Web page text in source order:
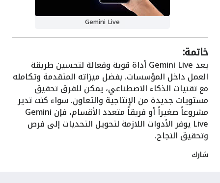
Gemini Live
خاتمة:
يعد Gemini Live أداة قوية وفعالة لتحسين طريقة
العمل داخل المؤسسات. بفضل ميزاته المتقدمة وتكامله
مع تقنيات الذكاء الاصطناعي، يمكن للفرق تحقيق
مستويات جديدة من الإنتاجية والتعاون. سواء كنت تدير
مشروعاً صغيراً أو فريقاً متعدد الأقسام، فإن Gemini
Live يوفر الأدوات اللازمة لتحويل التحديات إلى فرص
وتحقيق النجاح.
شارك